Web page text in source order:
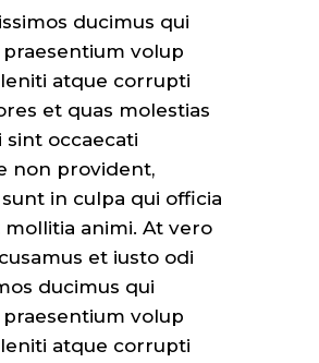
ducimus qui
volup
atque corrupti
et quas molestias
sint occaecati
non provident,
in culpa qui officia
animi. At vero
et iusto odi
ducimus qui
volup
atque corrupti